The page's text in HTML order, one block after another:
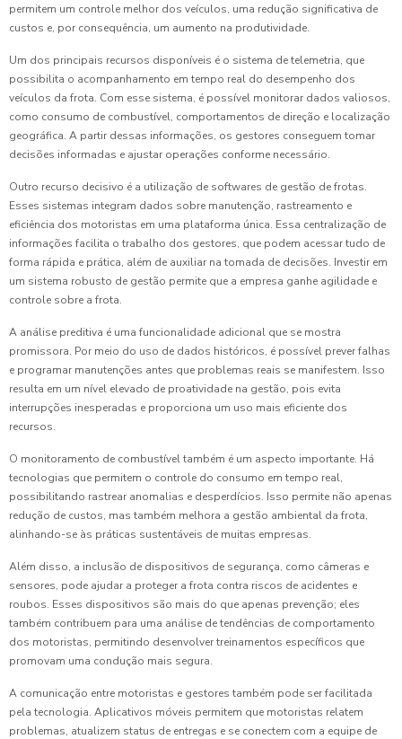
permitem um controle melhor dos veículos, uma redução significativa de
custos e, por consequência, um aumento na produtividade.
Um dos principais recursos disponíveis é o sistema de telemetria, que
possibilita o acompanhamento em tempo real do desempenho dos
veículos da frota. Com esse sistema, é possível monitorar dados valiosos,
como consumo de combustível, comportamentos de direção e localização
geográfica. A partir dessas informações, os gestores conseguem tomar
decisões informadas e ajustar operações conforme necessário.
Outro recurso decisivo é a utilização de softwares de gestão de frotas.
Esses sistemas integram dados sobre manutenção, rastreamento e
eficiência dos motoristas em uma plataforma única. Essa centralização de
informações facilita o trabalho dos gestores, que podem acessar tudo de
forma rápida e prática, além de auxiliar na tomada de decisões. Investir em
um sistema robusto de gestão permite que a empresa ganhe agilidade e
controle sobre a frota.
A análise preditiva é uma funcionalidade adicional que se mostra
promissora. Por meio do uso de dados históricos, é possível prever falhas
e programar manutenções antes que problemas reais se manifestem. Isso
resulta em um nível elevado de proatividade na gestão, pois evita
interrupções inesperadas e proporciona um uso mais eficiente dos
recursos.
O monitoramento de combustível também é um aspecto importante. Há
tecnologias que permitem o controle do consumo em tempo real,
possibilitando rastrear anomalias e desperdícios. Isso permite não apenas
redução de custos, mas também melhora a gestão ambiental da frota,
alinhando-se às práticas sustentáveis de muitas empresas.
Além disso, a inclusão de dispositivos de segurança, como câmeras e
sensores, pode ajudar a proteger a frota contra riscos de acidentes e
roubos. Esses dispositivos são mais do que apenas prevenção; eles
também contribuem para uma análise de tendências de comportamento
dos motoristas, permitindo desenvolver treinamentos específicos que
promovam uma condução mais segura.
A comunicação entre motoristas e gestores também pode ser facilitada
pela tecnologia. Aplicativos móveis permitem que motoristas relatem
problemas, atualizem status de entregas e se conectem com a equipe de